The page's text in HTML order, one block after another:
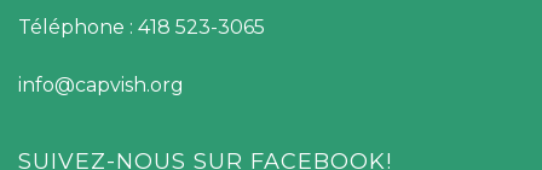
Téléphone : 418 523-3065
info@capvish.org
SUIVEZ-NOUS SUR FACEBOOK!